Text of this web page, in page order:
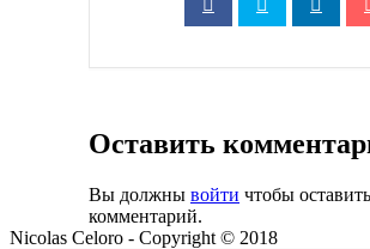
Оставить
Вы должны войти чтобы оставить
комментарий.
Nicolas Celoro - Copyright © 2018